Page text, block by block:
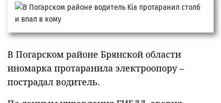
В Погарском районе Брянской области
иномарка протаранила электроопору –
пострадал водитель.